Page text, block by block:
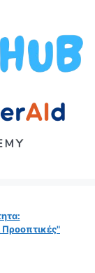
Προοπτικές"